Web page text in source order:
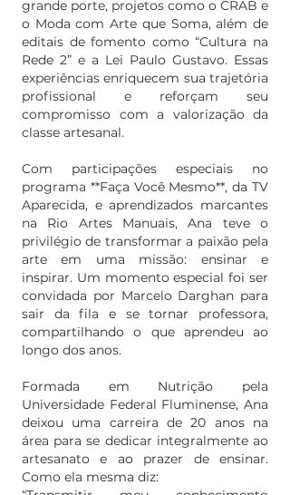
grande porte, projetos como o CRAB e
o Moda com Arte que Soma, além de
editais de fomento como “Cultura na
Rede 2” e a Lei Paulo Gustavo. Essas
experiências enriquecem sua trajetória
profissional e reforçam seu
compromisso com a valorização da
classe artesanal.
Com participações especiais no
programa **Faça Você Mesmo**, da TV
Aparecida, e aprendizados marcantes
na Rio Artes Manuais, Ana teve o
privilégio de transformar a paixão pela
arte em uma missão: ensinar e
inspirar. Um momento especial foi ser
convidada por Marcelo Darghan para
sair da fila e se tornar professora,
compartilhando o que aprendeu ao
longo dos anos.
Formada em Nutrição pela
Universidade Federal Fluminense, Ana
deixou uma carreira de 20 anos na
área para se dedicar integralmente ao
artesanato e ao prazer de ensinar.
Como ela mesma diz: